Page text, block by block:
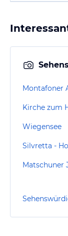
Kirche zum
Wiegensee
Silvretta -
Matschuner